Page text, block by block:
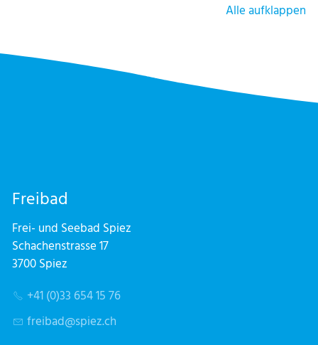
Alle aufklappen
Freibad
Frei- und Seebad Spiez
Schachenstrasse 17
3700 Spiez
+41 (0)33 654 15 76
fr b d sp zch